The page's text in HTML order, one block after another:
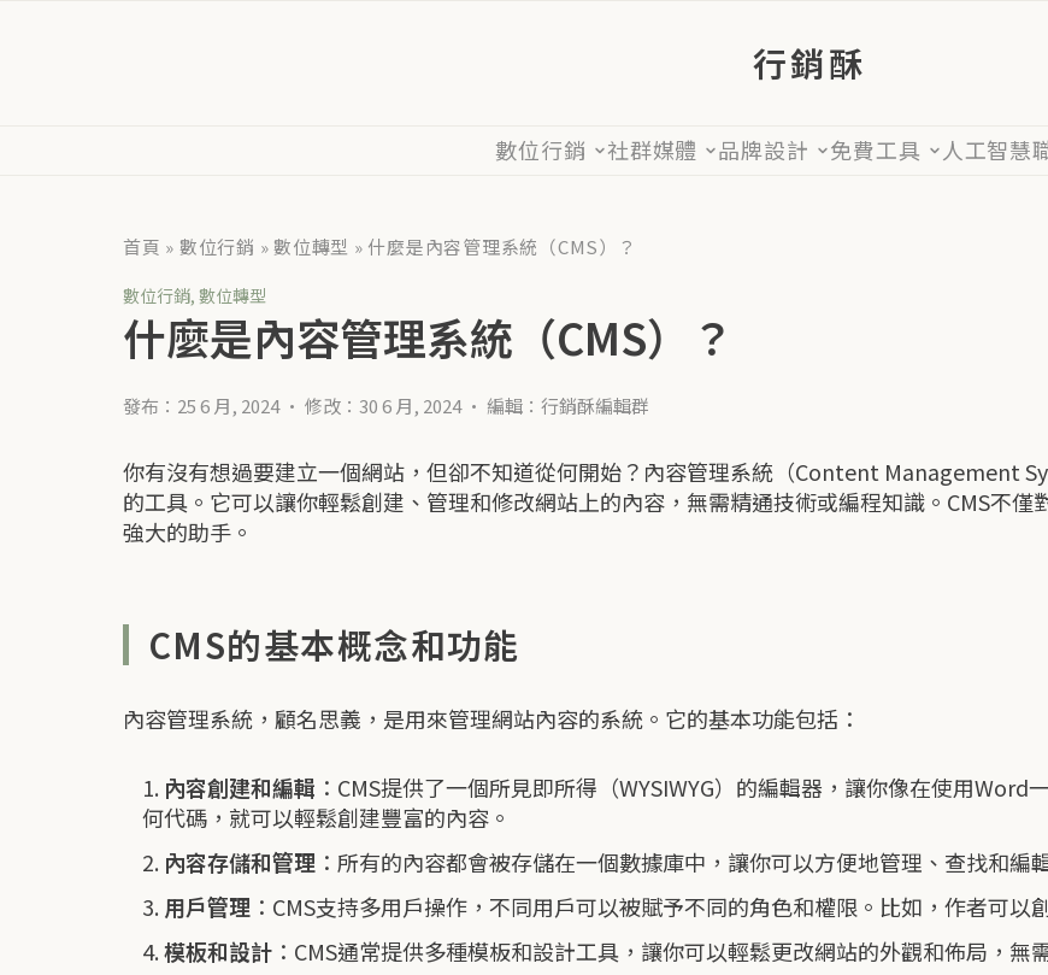
行銷酥
數位行銷 社群媒體 品牌設計 免費工具 人工智慧
首頁 » 數位行銷 »數位轉型 » 什麼是內容管理系統（CMS）？
數位行銷, 數位轉型
什麼是內容管理系統（CMS）？
發布：25 6 月, 2024 • 修改：30 6 月, 2024 • 編輯：行銷酥編輯群
你有沒有想過要建立一個網站，但卻不知道從何開始？內容管理系統（Content Management
的工具。它可以讓你輕鬆創建、管理和修改網站上的內容，無需精通技術或編程知識。CMS不
強大的助手。
CMS的基本概念和功能
內容管理系統，顧名思義，是用來管理網站內容的系統。它的基本功能包括：
內容創建和編輯 ：CMS提供了一個所見即所得（WYSIWYG）的編輯器，讓你像在使用
何代碼，就可以輕鬆創建豐富的內容。
內容存儲和管理 ：所有的內容都會被存儲在一個數據庫中，讓你可以方便地管理、查找和編
用戶管理 ：CMS支持多用戶操作，不同用戶可以被賦予不同的角色和權限。比如，作者可以
模板和設計 ：CMS通常提供多種模板和設計工具，讓你可以輕鬆更改網站的外觀和佈局，無